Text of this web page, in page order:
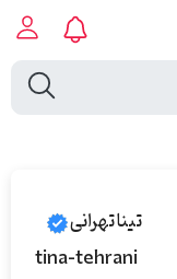
تینا تهرانی
tina-tehrani